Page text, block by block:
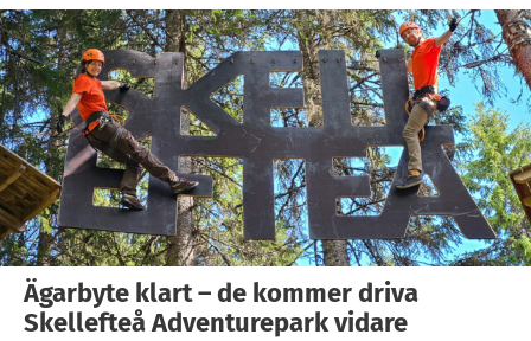
Ägarbyte klart – de kommer driva
Skellefteå Adventurepark vidare